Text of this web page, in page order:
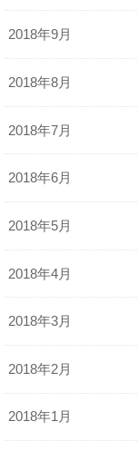
2018年9月
2018年8月
2018年7月
2018年6月
2018年5月
2018年4月
2018年3月
2018年2月
2018年1月